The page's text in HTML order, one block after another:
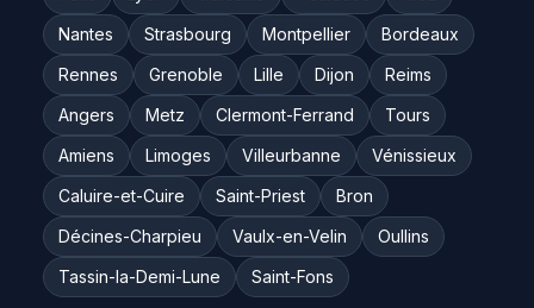
Nantes
Strasbourg Montpellier
Bordeaux
Rennes
Grenoble Lille Dijon
Reims
Angers
Metz Clermont-Ferrand
Tours
Amiens
Limoges Villeurbanne
Vénissieux
Caluire-et-Cuire
Saint-Priest
Bron
Décines-Charpieu
Vaulx-en-Velin
Oullins
Tassin-la-Demi-Lune
Saint-Fons